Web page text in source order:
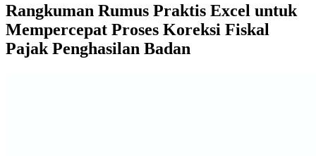
Rangkuman Rumus Praktis Excel untuk
Mempercepat Proses Koreksi Fiskal
Pajak Penghasilan Badan